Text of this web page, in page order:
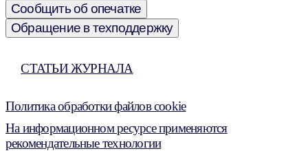
Сообщить об опечатке
Обращение в техподдержку
СТАТЬИ ЖУРНАЛА
Политика обработки файлов cookie
На информационном ресурсе применяются
рекомендательные технологии